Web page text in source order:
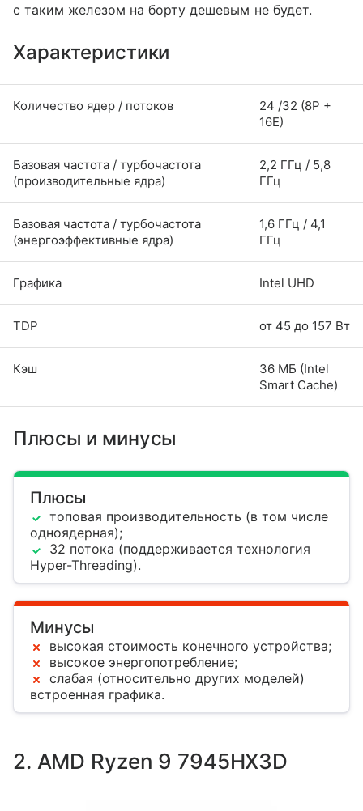
с таким железом на борту дешевым не будет.
Характеристики
Количество ядер / потоков
24 /32 (8P +
16E)
Базовая частота / турбочастота
(производительные ядра)
2,2 ГГц / 5,8
ГГц
Базовая частота / турбочастота
(энергоэффективные ядра)
1,6 ГГц / 4,1
ГГц
Графика Intel UHD
TDP от 45 до 157 Вт
Кэш
36 МБ (Intel
Smart Cache)
Плюсы и минусы
Плюсы
топовая производительность (в том числе
одноядерная);
32 потока (поддерживается технология
Hyper-Threading).
Минусы
высокая стоимость конечного устройства;
высокое энергопотребление;
слабая (относительно других моделей)
встроенная графика.
2. AMD Ryzen 9 7945HX3D